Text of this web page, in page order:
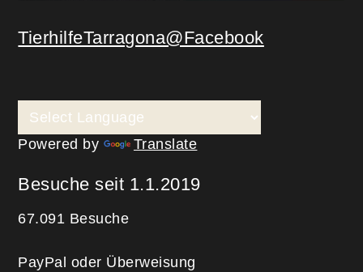
TierhilfeTarragona@Facebook
Powered by Translate
Besuche seit 1.1.2019
67.091 Besuche
PayPal oder Überweisung